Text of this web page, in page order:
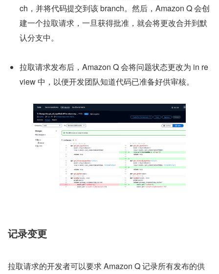
ch，并将代码提交到该 branch。然后，Amazon Q 会创
建一个拉取请求，一旦获得批准，就会将更改合并到默
认分支中。
拉取请求发布后，Amazon Q 会将问题状态更改为 in re
view 中，以便开发团队知道代码已准备好供审核。
记录变更
拉取请求的开发者可以要求 Amazon Q 记录所有发布的供